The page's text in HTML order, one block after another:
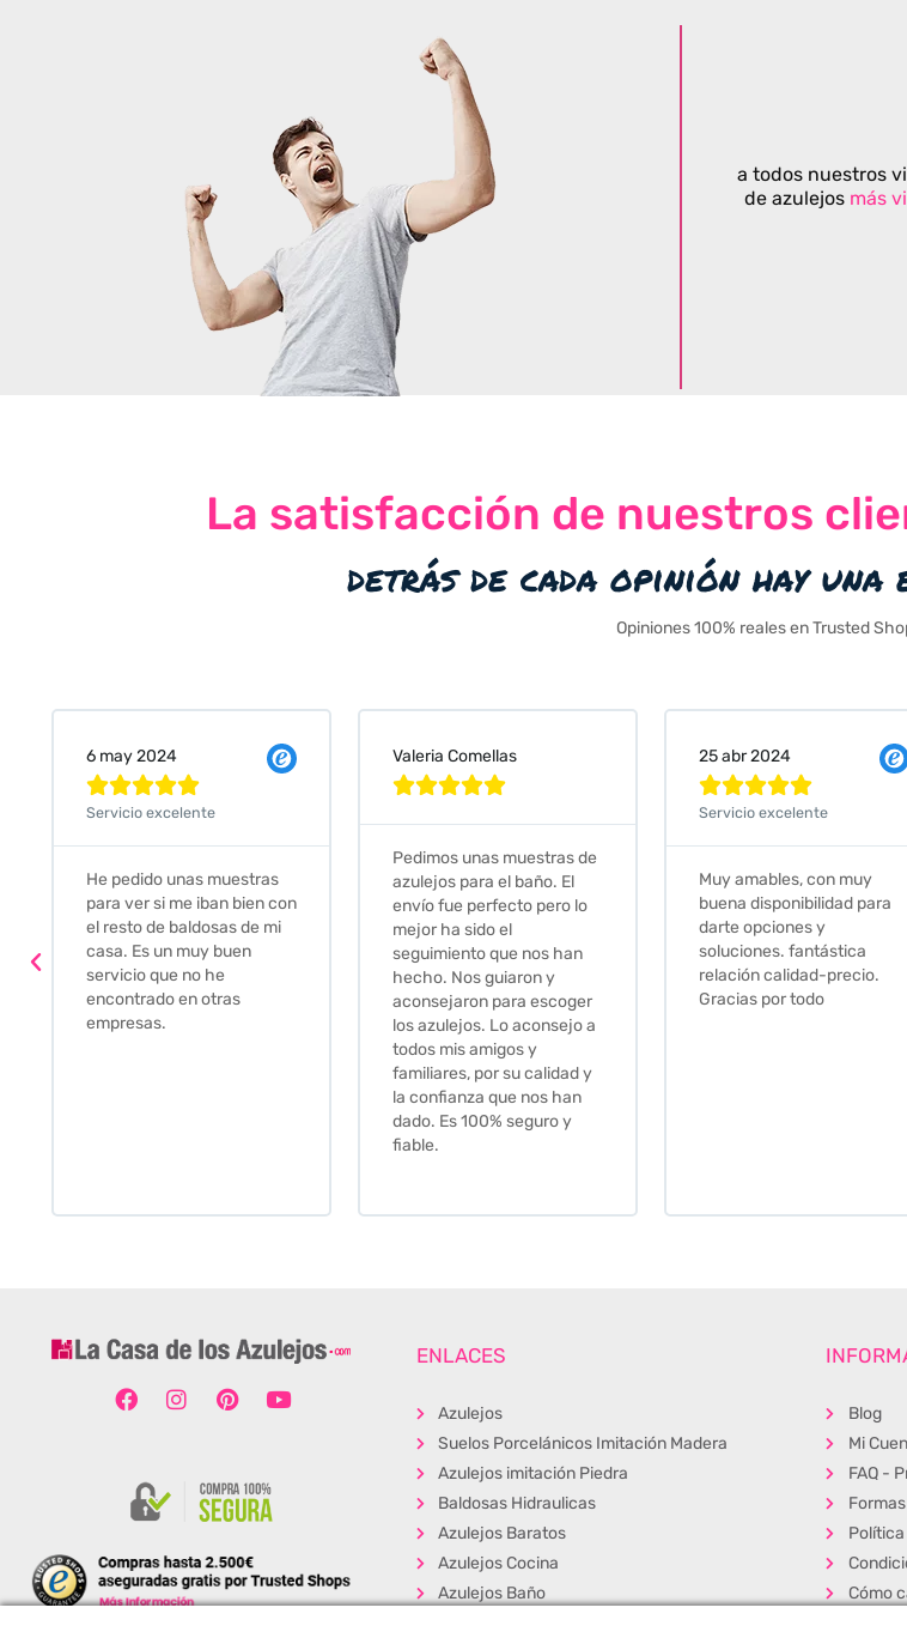
a todos nuestros
de azulejos más
La satisfacción de nuestros
detrás de cada opinión hay
Opiniones 100% reales en Trusted
6 may 2024

Servicio excelente
He pedido unas muestras
para ver si me iban bien con
el resto de baldosas de mi
casa. Es un muy buen
servicio que no he
encontrado en otras
empresas.
Valeria Comellas

Pedimos unas muestras de
azulejos para el baño. El
envío fue perfecto pero lo
mejor ha sido el
seguimiento que nos han
hecho. Nos guiaron y
aconsejaron para escoger
los azulejos. Lo aconsejo a
todos mis amigos y
familiares, por su calidad y
la confianza que nos han
dado. Es 100% seguro y
fiable.
25 abr 2024

Servicio excelente
Muy amables, con muy
buena disponibilidad para
darte opciones y
soluciones. fantástica
relación calidad-precio.
Gracias por todo
ENLACES
Azulejos
Suelos Porcelánicos Imitación Madera
Azulejos imitación Piedra
Baldosas Hidraulicas
Azulejos Baratos
Azulejos Cocina
Azulejos Baño
Blog
Mi
FAQ -
Cómo